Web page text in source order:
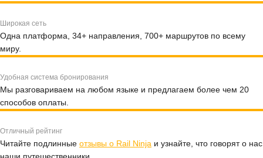
Широкая сеть
Одна платформа, 34+ направления, 700+ маршрутов по всему
миру.
Удобная система бронирования
Мы разговариваем на любом языке и предлагаем более чем 20
способов оплаты.
Отличный рейтинг
Читайте подлинные отзывы о Rail Ninja и узнайте, что говорят о нас